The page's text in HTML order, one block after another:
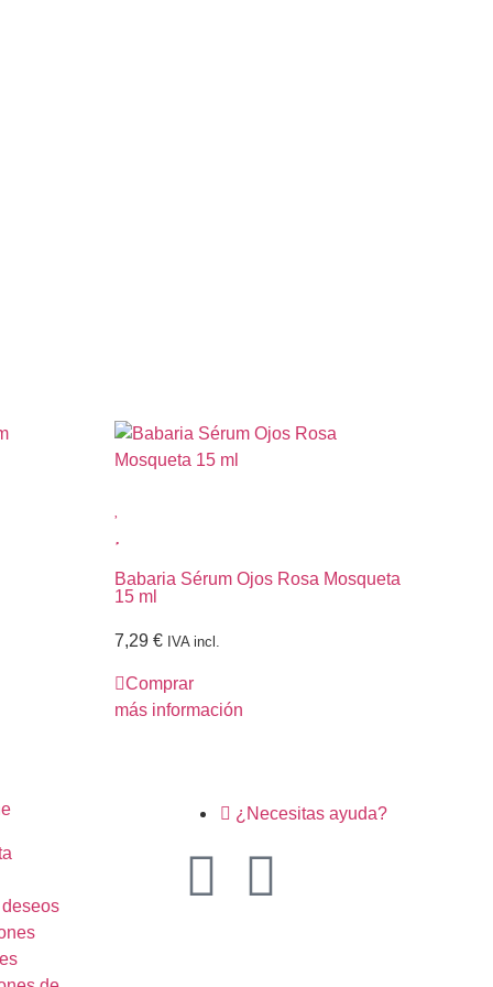
Babaria Sérum Ojos Rosa Mosqueta
15 ml
7,29 € IVA incl.
Comprar
más información
deseos
¿Necesitas ayuda?